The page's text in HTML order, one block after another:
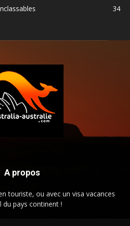
34
A propos
touriste, ou avec un visa vacances
du pays continent !